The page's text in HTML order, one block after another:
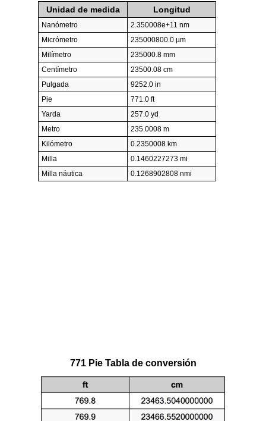
Unidad de medida Longitud
Nanómetro
2.350008e+11 nm
Micrómetro
235000800.0 µm
Milímetro
235000.8 mm
Centímetro
23500.08 cm
Pulgada
9252.0 in
Pie
771.0 ft
Yarda
257.0 yd
Metro
235.0008 m
Kilómetro
0.2350008 km
Milla
0.1460227273 mi
Milla náutica
0.1268902808 nmi
771 Pie Tabla de conversión